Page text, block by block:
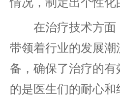
在治疗技术方面
带领着行业的发展
备，确保了治疗的
的是医生们的耐心